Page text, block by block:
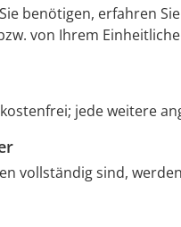
benötigen, erfahren
von Ihrem
jede weitere
vollständig sind,